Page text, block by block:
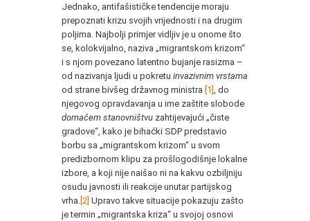
Jednako, antifašističke tendencije moraju
prepoznati krizu svojih vrijednosti i na drugim
poljima. Najbolji primjer vidljiv je u onome što
se, kolokvijalno, naziva „migrantskom krizom“
i s njom povezano latentno bujanje rasizma –
od nazivanja ljudi u pokretu invazivnim vrstama
od strane bivšeg državnog ministra [1]
, do
njegovog opravdavanja u ime zaštite slobode
domaćem stanovništvu zahtijevajući „čiste
gradove“, kako je bihaćki SDP predstavio
borbu sa „migrantskom krizom“ u svom
predizbornom klipu za prošlogodišnje lokalne
izbore, a koji nije naišao ni na kakvu ozbiljniju
osudu javnosti ili reakcije unutar partijskog
vrha. [2] Upravo takve situacije pokazuju zašto
je termin „migrantska kriza“ u svojoj osnovi